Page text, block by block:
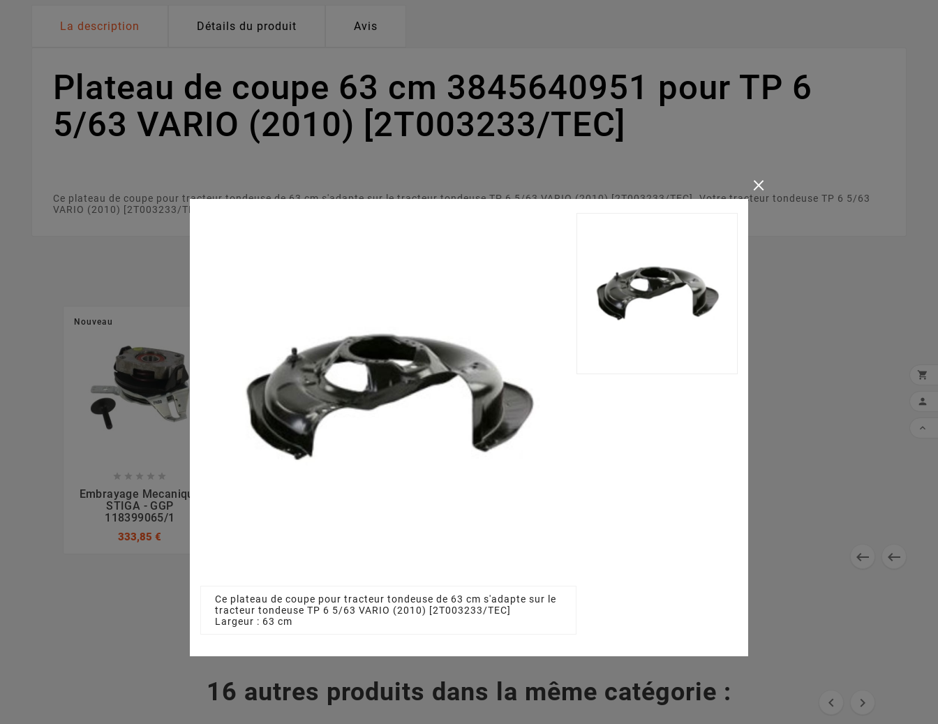
La description Détails du produit Avis
Plateau de coupe 63 cm 3845640951 pour TP 6
5/63 VARIO (2010) [2T003233/TEC]
Ce plateau de coupe pour tracteur tondeuse de 63 cm s'adapte sur le tracteur tondeuse TP 6 5/63 VARIO (2010) [2T003233/TEC] .Votre tracteur tondeuse TP 6 5/63
VARIO (2010) [2T003233/TEC] . Ce plateau de coupe est fabriqué à partir d'un matériau solide et résistant.
 
Nouveau
    
Embrayage Mecanique
STIGA - GGP
118399065/1
333,85 €
16 autres produits dans la même catégorie :  
×
Ce plateau de coupe pour tracteur tondeuse de 63 cm s'adapte sur le
tracteur tondeuse TP 6 5/63 VARIO (2010) [2T003233/TEC]
Largeur : 63 cm


